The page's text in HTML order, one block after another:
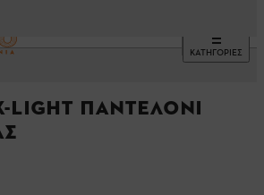
ΚΑΤΗΓΟΡΙΕΣ
LIGHT παντελόνι